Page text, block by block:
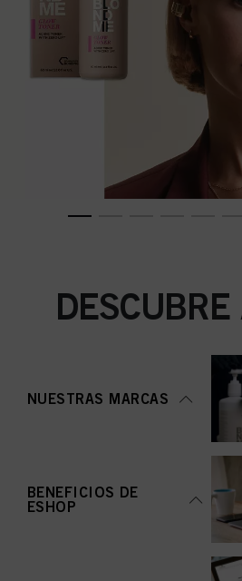
DESCUBRE
NUESTRAS MARCAS
BENEFICIOS DE
ESHOP